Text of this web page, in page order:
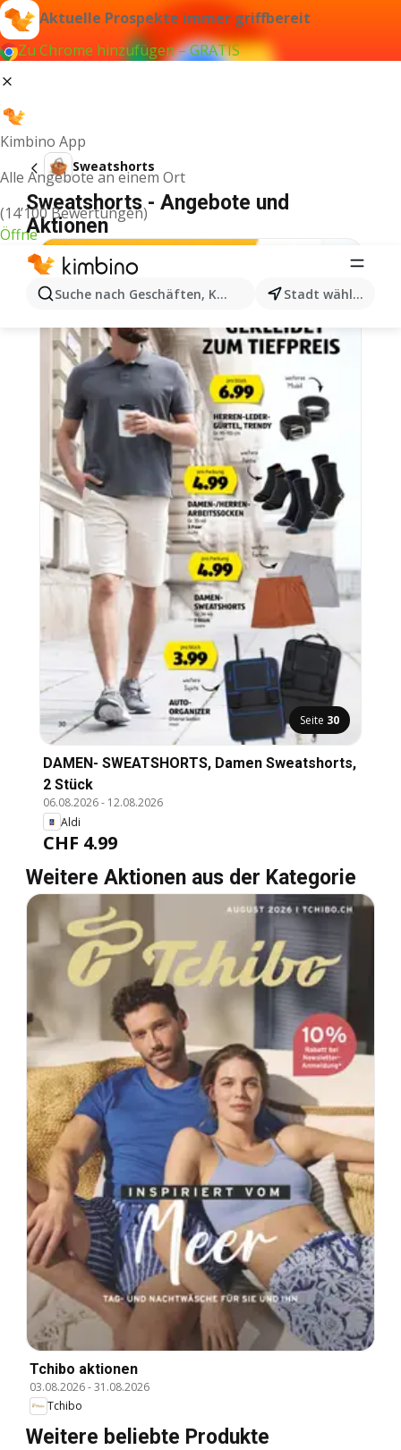
Aktuelle Prospekte immer griffbereit
Zu Chrome hinzufügen – GRATIS
Kimbino App
Alle Angebote an einem Ort
(14’100 Bewertungen)
Öffne
Suche nach Geschäften, Kategorien, Produkten...
Stadt wählen
Sweatshorts
Sweatshorts - Angebote und
Aktionen
Seite 30
DAMEN- SWEATSHORTS, Damen Sweatshorts,
2 Stück
06.08.2026- 12.08.2026
Aldi
CHF 4.99
Weitere Aktionen aus der Kategorie
Tchibo aktionen
03.08.2026-31.08.2026
Tchibo
Weitere beliebte Produkte